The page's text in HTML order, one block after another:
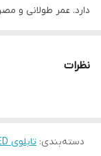
دارد. عمر طولانی و
تابلو می تواند در هر
باشیم. با شدت نور
نظرات
دسته‌بندی: تابلوی LED